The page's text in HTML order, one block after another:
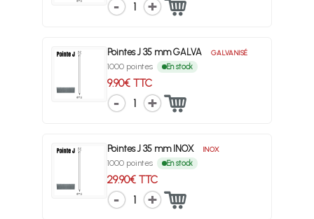
1
Pointes J 35 mm GALVA GALVANISÉ
1000 pointes En stock
9.90€ TTC
1
Pointes J 35 mm INOX INOX
1000 pointes En stock
29.90€ TTC
1